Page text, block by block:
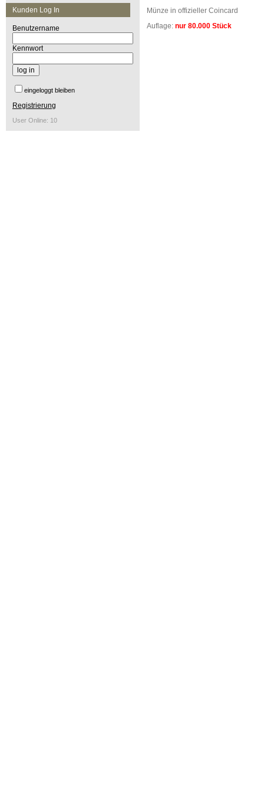
Kunden Log In
Benutzername
Kennwort
eingeloggt bleiben
Registrierung
User Online: 10
Münze in offizieller Coincard
Auflage: nur 80.000 Stück